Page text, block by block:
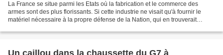
La France se situe parmi les Etats où la fabrication et le commerce des
armes sont des plus florissants. Si cette industrie ne visait qu'à fournir le
matériel nécessaire à la propre défense de la Nation, qui en trouverait